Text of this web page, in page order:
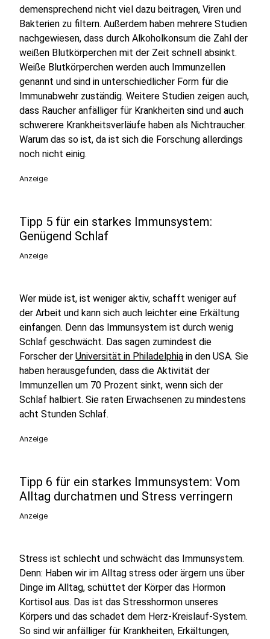
demensprechend nicht viel dazu beitragen, Viren und
Bakterien zu filtern. Außerdem haben mehrere Studien
nachgewiesen, dass durch Alkoholkonsum die Zahl der
weißen Blutkörperchen mit der Zeit schnell absinkt.
Weiße Blutkörperchen werden auch Immunzellen
genannt und sind in unterschiedlicher Form für die
Immunabwehr zuständig. Weitere Studien zeigen auch,
dass Raucher anfälliger für Krankheiten sind und auch
schwerere Krankheitsverläufe haben als Nichtraucher.
Warum das so ist, da ist sich die Forschung allerdings
noch nicht einig.
Anzeige
Tipp 5 für ein starkes Immunsystem:
Genügend Schlaf
Anzeige
Wer müde ist, ist weniger aktiv, schafft weniger auf
der Arbeit und kann sich auch leichter eine Erkältung
einfangen. Denn das Immunsystem ist durch wenig
Schlaf geschwächt. Das sagen zumindest die
Forscher der Universität in Philadelphia in den USA. Sie
haben herausgefunden, dass die Aktivität der
Immunzellen um 70 Prozent sinkt, wenn sich der
Schlaf halbiert. Sie raten Erwachsenen zu mindestens
acht Stunden Schlaf.
Anzeige
Tipp 6 für ein starkes Immunsystem: Vom
Alltag durchatmen und Stress verringern
Anzeige
Stress ist schlecht und schwächt das Immunsystem.
Denn: Haben wir im Alltag stress oder ärgern uns über
Dinge im Alltag, schüttet der Körper das Hormon
Kortisol aus. Das ist das Stresshormon unseres
Körpers und das schadet dem Herz-Kreislauf-System.
So sind wir anfälliger für Krankheiten, Erkältungen,